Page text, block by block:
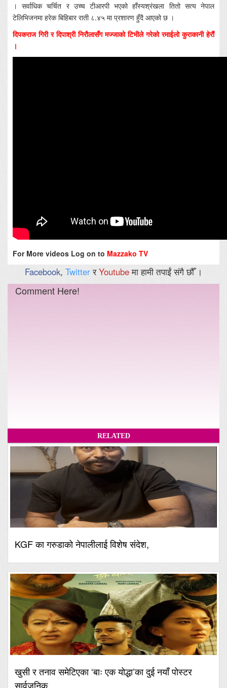
। सर्वाधिक चर्चित र उच्च टीआरपी भएको हाँस्यश्रंखला तितो सत्य नेपाल
टेलिभिजनमा हरेक बिहिबार राती ८.४५ मा प्रशारण हुँदै आएको छ ।
दिपकराज गिरी र दिपाश्री निरौलासँग मज्जाको टिभीले गरेको रमाईलो कुराकानी हेरौं
।
For More videos Log on to Mazzako TV
Facebook, TwitterरYoutubeमा हामी तपाईं संगै छौँ ।
Comment Here!
RELATED
KGF का गरुडाको नेपालीलाई विशेष संदेश,
खुसी र तनाव समेटिएका ‘बाः एक योद्धा’का दुई नयाँ पोस्टर
सार्वजनिक